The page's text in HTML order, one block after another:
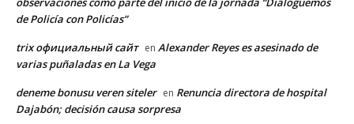
de Policía con Policías”
trix официальный сайт en Alexander Reyes es asesinado de
varias puñaladas en La Vega
deneme bonusu veren siteler en Renuncia directora de hospital
Dajabón; decisión causa sorpresa